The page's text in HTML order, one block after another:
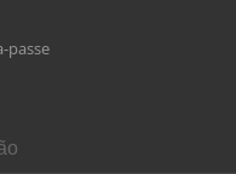
passe